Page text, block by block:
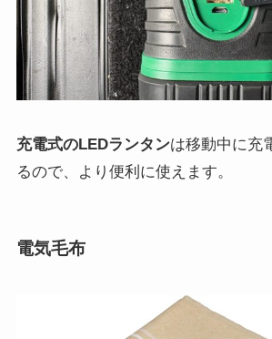
充電式のLEDランタンは移動中に充
るので、より便利に使えます。
電気毛布